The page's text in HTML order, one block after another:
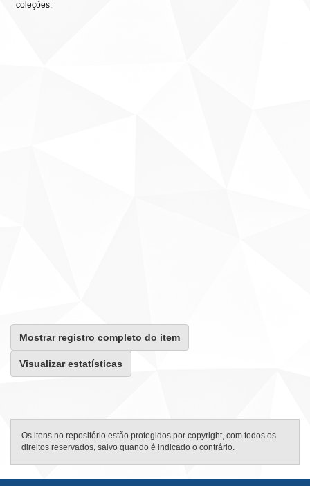
coleções:
Mostrar registro completo do item
Visualizar estatísticas
Os itens no repositório estão protegidos por copyright, com todos os
direitos reservados, salvo quando é indicado o contrário.